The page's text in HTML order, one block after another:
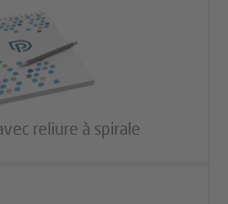
reliure à spirale